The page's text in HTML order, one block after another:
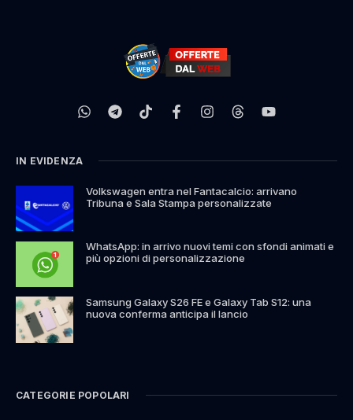
IN EVIDENZA
Volkswagen entra nel Fantacalcio: arrivano
Tribuna e Sala Stampa personalizzate
WhatsApp: in arrivo nuovi temi con sfondi animati e
più opzioni di personalizzazione
Samsung Galaxy S26 FE e Galaxy Tab S12: una
nuova conferma anticipa il lancio
CATEGORIE POPOLARI